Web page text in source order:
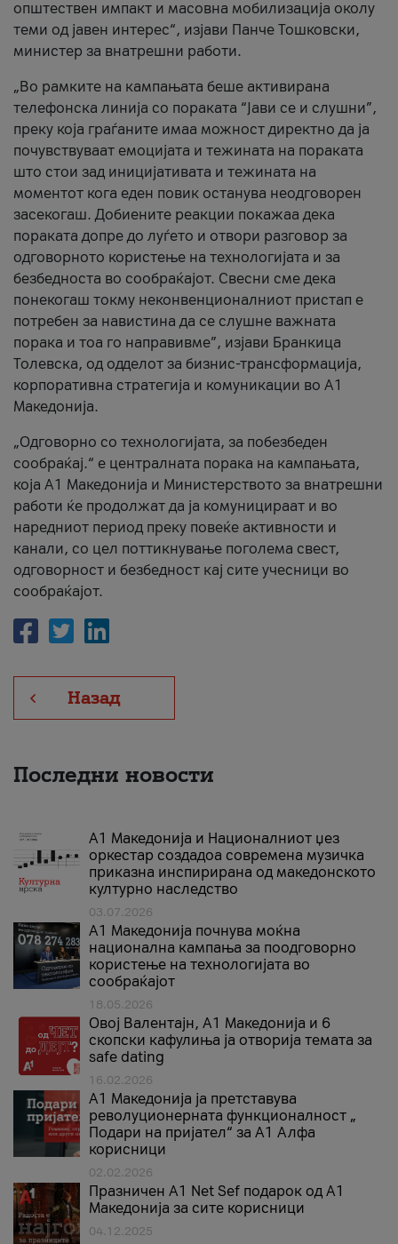
општествен импакт и масовна мобилизација околу
теми од јавен интерес“, изјави Панче Тошковски,
министер за внатрешни работи.
„Во рамките на кампањата беше активирана
телефонска линија со пораката “Јави се и слушни”,
преку која граѓаните имаа можност директно да ја
почувствуваат емоцијата и тежината на пораката
што стои зад иницијативата и тежината на
моментот кога еден повик останува неодговорен
засекогаш. Добиените реакции покажаа дека
пораката допре до луѓето и отвори разговор за
одговорното користење на технологијата и за
безбедноста во сообраќајот. Свесни сме дека
понекогаш токму неконвенционалниот пристап е
потребен за навистина да се слушне важната
порака и тоа го направивме”, изјави Бранкица
Толевска, од одделот за бизнис-трансформација,
корпоративна стратегија и комуникации во А1
Македонија.
„Одговорно со технологијата, за побезбеден
сообраќај.“ е централната порака на кампањата,
која A1 Македонија и Министерството за внатрешни
работи ќе продолжат да ја комуницираат и во
наредниот период преку повеќе активности и
канали, со цел поттикнување поголема свест,
одговорност и безбедност кај сите учесници во
сообраќајот.
Назад
Последни новости
А1 Македонија и Националниот џез
оркестар создадоа современа музичка
приказна инспирирана од македонското
културно наследство
03.07.2026
A1 Македонија почнува моќна
национална кампања за поодговорно
користење на технологијата во
сообраќајот
18.05.2026
Овој Валентајн, A1 Македонија и 6
скопски кафулиња ја отворија темата за
safe dating
16.02.2026
А1 Македонија ја претставува
револуционерната функционалност „
Подари на пријател“ за А1 Алфа
корисници
02.02.2026
Празничен A1 Net Sеf подарок од А1
Македонија за сите корисници
04.12.2025